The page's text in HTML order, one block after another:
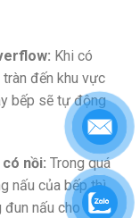
Khi có
đến khu vực
bếp sẽ tự động
nồi: Trong quá
nấu của bếp thì
nấu cho vùng